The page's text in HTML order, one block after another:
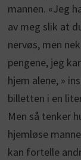
mannen. «Jeg
av meg slik at
nervøs, men
pengene, jeg
hjem alene, »
billetten i en
Men så tenker
hjemløse
kan fortelle